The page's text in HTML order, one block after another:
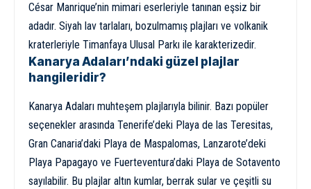
César Manrique’nin mimari eserleriyle tanınan eşsiz bir
adadır. Siyah lav tarlaları, bozulmamış plajları ve volkanik
kraterleriyle Timanfaya Ulusal Parkı ile karakterizedir.
Kanarya Adaları’ndaki güzel plajlar
hangileridir?
Kanarya Adaları muhteşem plajlarıyla bilinir. Bazı popüler
seçenekler arasında Tenerife’deki Playa de las Teresitas,
Gran Canaria’daki Playa de Maspalomas, Lanzarote’deki
Playa Papagayo ve Fuerteventura’daki Playa de Sotavento
sayılabilir. Bu plajlar altın kumlar, berrak sular ve çeşitli su